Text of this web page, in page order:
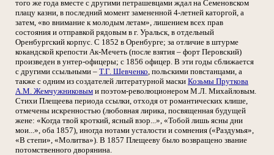
того же года вместе с другими петрашевцами ждал на Семеновском
плацу казни, в последний момент замененной 4-летней каторгой, а
затем, «во внимание к молодым летам», лишением всех прав
состояния и отправкой рядовым в г. Уральск, в отдельный
Оренбургский корпус. С 1852 в Оренбурге; за отличие в штурме
кокандской крепости Ак-Мечеть (после взятия – форт Перовский)
произведен в унтер-офицеры; с 1856 офицер. В эти годы сближается
с другими ссыльными – Т.Г. Шевченко, польскими повстанцами, а
также с одним из создателей литературной маски Козьмы Пруткова
А.М. Жемчужниковым и поэтом-революционером М.Л. Михайловым.
Стихи Плещеева периода ссылки, отходя от романтических клише,
отмечены искренностью (любовная лирика, посвященная будущей
жене: «Когда твой кроткий, ясный взор...», «Тобой лишь ясны дни
мои...», оба 1857), иногда нотами усталости и сомнения («Раздумья»,
«В степи», «Молитва»). В 1857 Плещееву было возвращено звание
потомственного дворянина.